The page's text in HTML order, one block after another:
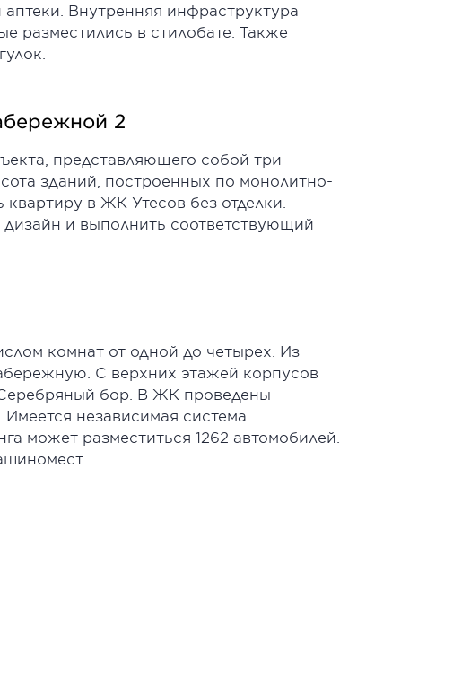
Внутренняя инфраструктура
разместились в стилобате. Также
2
представляющего собой три
зданий, построенных по монолитно-
в ЖК Утесов без отделки.
и выполнить соответствующий
комнат от одной до четырех. Из
С верхних этажей корпусов
бор. В ЖК проведены
независимая система
может разместиться 1262 автомобилей.